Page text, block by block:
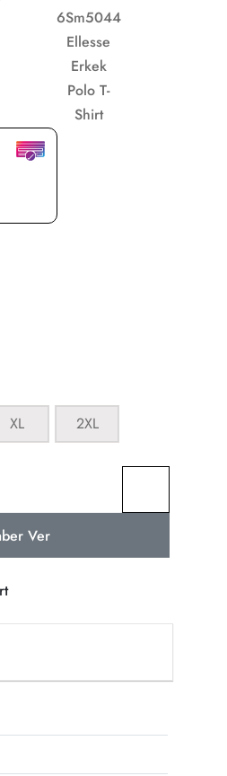
6Sm5044
Ellesse
Erkek
Polo T-
Shirt
XL 2XL
Ver